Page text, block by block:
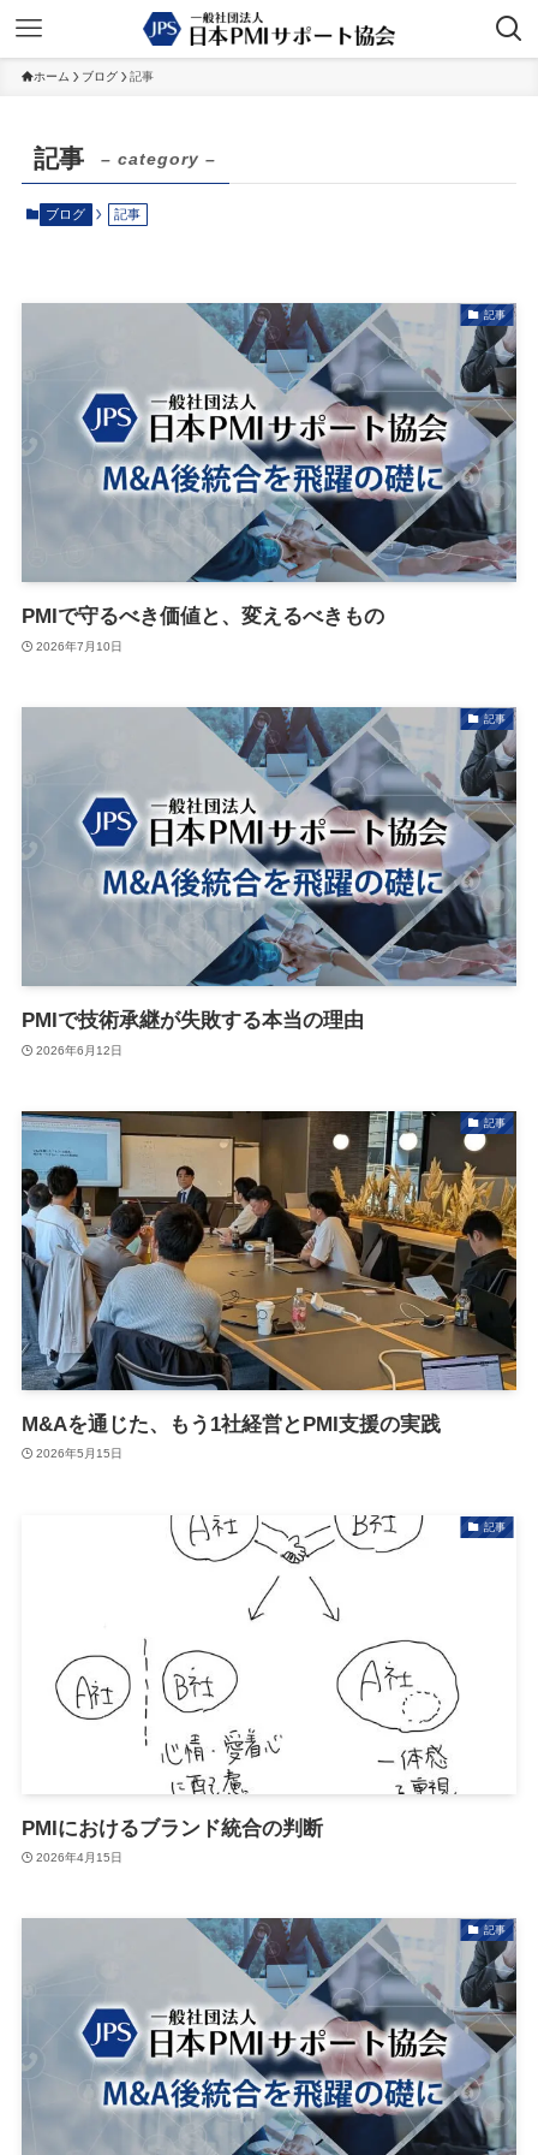
ホーム ブログ 記事
記事 – category –
ブログ 記事
記事
PMIで守るべき価値と、変えるべきもの
2026年7月10日
記事
PMIで技術承継が失敗する本当の理由
2026年6月12日
記事
M&Aを通じた、もう1社経営とPMI支援の実践
2026年5月15日
記事
PMIにおけるブランド統合の判断
2026年4月15日
記事